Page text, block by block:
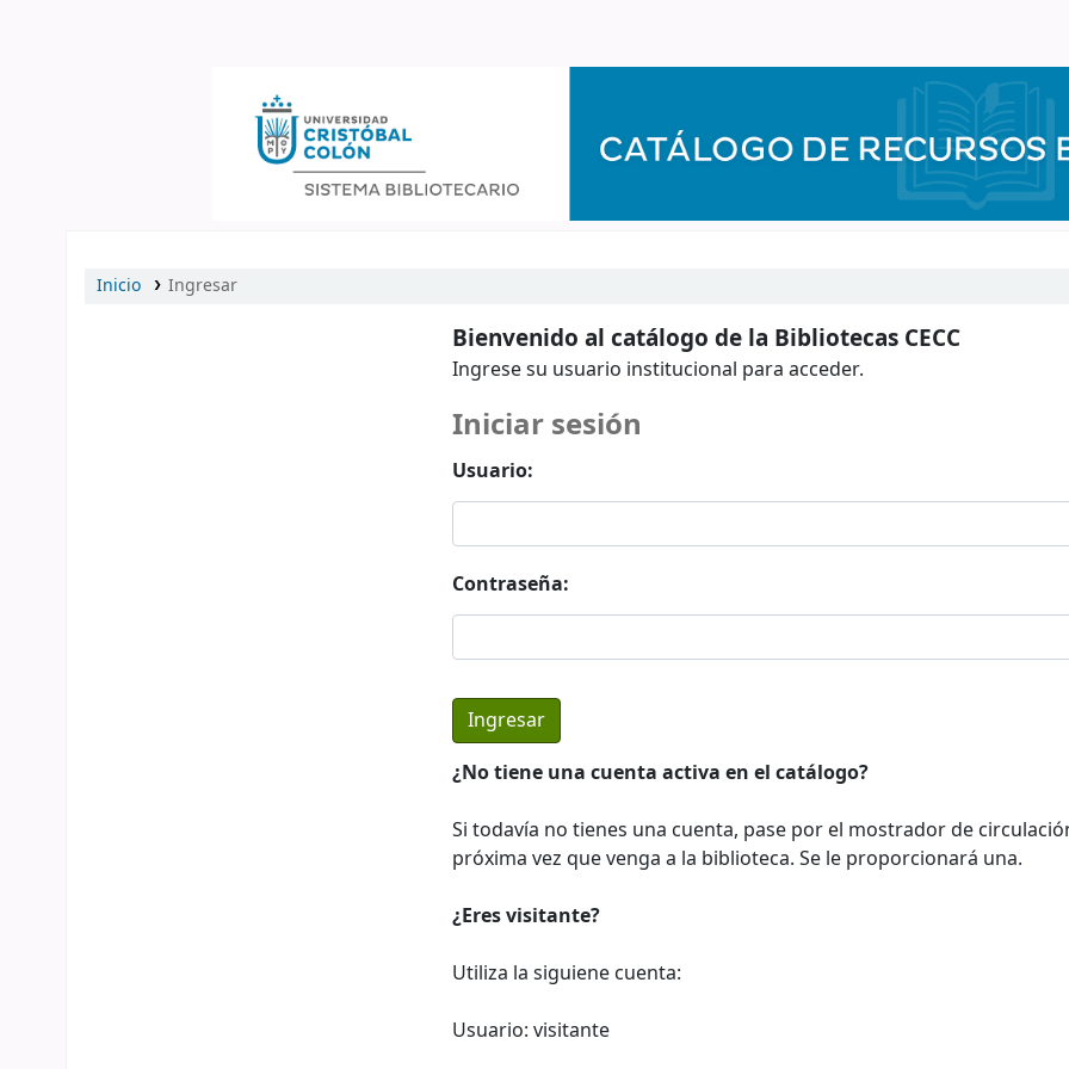
Inicio Ingresar
Bienvenido al catálogo de la Bibliotecas CECC
Ingrese su usuario institucional para acceder.
Iniciar sesión
Usuario:
Contraseña:
¿No tiene una cuenta activa en el catálogo?
Si todavía no tienes una cuenta, pase por el mostrador de
próxima vez que venga a la biblioteca. Se le proporcionará una.
¿Eres visitante?
Utiliza la siguiene cuenta:
Usuario: visitante